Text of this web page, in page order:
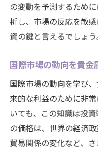
の変動を予測するため
析し、市場の反応を敏
資の鍵と言えるでしょう
国際市場の動向を貴金
国際市場の動向を学び
来的な利益のために非
いても、この知識は投
の価格は、世界の経済
貿易関係の変化など、